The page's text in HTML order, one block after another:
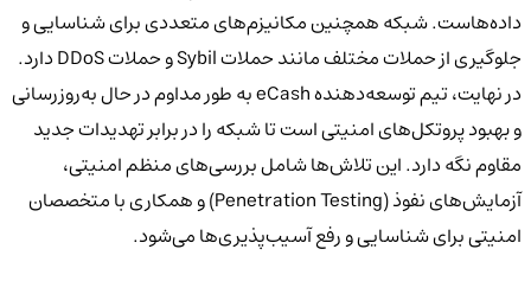
داده‌هاست. شبکه همچنین مکانیزم‌های متعددی برای شناسایی و
جلوگیری از حملات مختلف مانند حملات Sybil و حملات DDoS دارد.
در نهایت، تیم توسعه‌دهنده eCash به طور مداوم در حال به‌روزرسانی
و بهبود پروتکل‌های امنیتی است تا شبکه را در برابر تهدیدات جدید
مقاوم نگه دارد. این تلاش‌ها شامل بررسی‌های منظم امنیتی،
آزمایش‌های نفوذ (Penetration Testing) و همکاری با متخصصان
امنیتی برای شناسایی و رفع آسیب‌پذیری‌ها می‌شود.